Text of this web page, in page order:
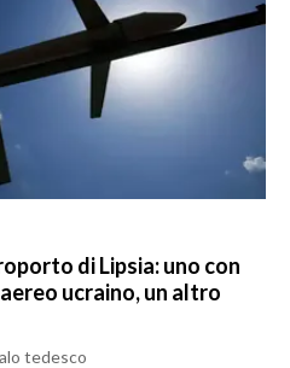
di Lipsia: uno con
ucraino, un altro
tedesco